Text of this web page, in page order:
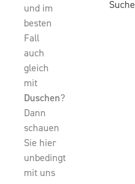
und im
besten
Fall
auch
gleich
mit
Duschen?
Dann
schauen
Sie hier
unbedingt
mit uns
Suche